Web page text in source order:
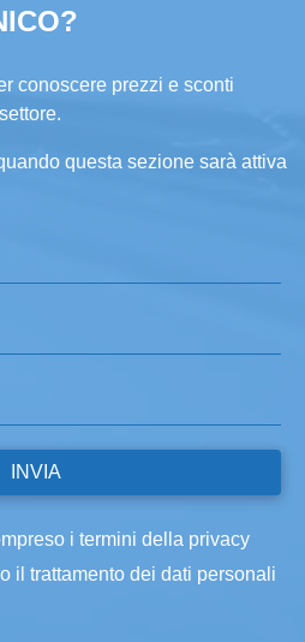
conoscere prezzi e sconti
questa sezione sarà attiva
i termini della privacy
il trattamento dei dati personali